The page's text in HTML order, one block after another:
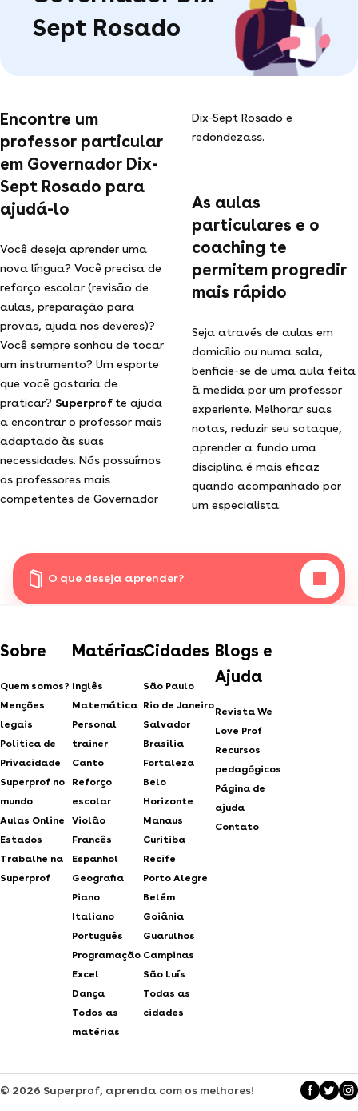
Sept Rosado
Encontre um
professor particular
em Governador Dix-
Sept Rosado para
ajudá-lo
Você deseja aprender uma
nova língua? Você precisa de
reforço escolar (revisão de
aulas, preparação para
provas, ajuda nos deveres)?
Você sempre sonhou de tocar
um instrumento? Um esporte
que você gostaria de
praticar? Superprof te ajuda
a encontrar o professor mais
adaptado às suas
necessidades. Nós possuímos
os professores mais
competentes de Governador
Dix-Sept Rosado e
redondezass.
As aulas
particulares e o
coaching te
permitem progredir
mais rápido
Seja através de aulas em
domicílio ou numa sala,
benficie-se de uma aula feita
à medida por um professor
experiente. Melhorar suas
notas, reduzir seu sotaque,
aprender a fundo uma
disciplina é mais eficaz
quando acompanhado por
um especialista.
O que deseja aprender?
Sobre
Quem somos?
Menções
legais
Politica de
Privacidade
Superprof no
mundo
Aulas Online
Estados
Trabalhe na
Superprof
Matérias
Inglês
Matemática
Personal
trainer
Canto
Reforço
escolar
Violão
Francês
Espanhol
Geografia
Piano
Italiano
Português
Programação
Excel
Dança
Todos as
matérias
Cidades
São Paulo
Rio de Janeiro
Salvador
Brasília
Fortaleza
Belo
Horizonte
Manaus
Curitiba
Recife
Porto Alegre
Belém
Goiânia
Guarulhos
Campinas
São Luís
Todas as
cidades
Blogs e
Ajuda
Revista We
Love Prof
Recursos
pedagógicos
Página de
ajuda
Contato
© 2026 Superprof, aprenda com os melhores!